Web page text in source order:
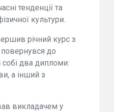
тенденції та
культури.
річний курс з
повернувся до
два дипломи:
а інший з
викладачем у